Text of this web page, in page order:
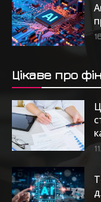
Цікаве про